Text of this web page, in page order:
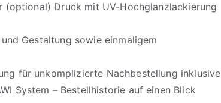
(optional) Druck mit UV-Hochglanzlackierung
Gestaltung sowie einmaligem
für unkomplizierte Nachbestellung inklusive
System – Bestellhistorie auf einen Blick